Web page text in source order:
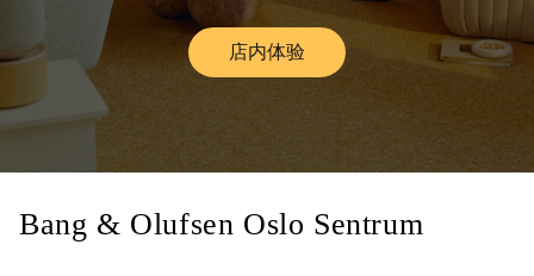
店内体验
Link Opens in New Tab
Bang & Olufsen Oslo Sentrum